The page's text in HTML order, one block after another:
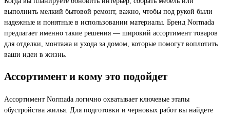
выполнить мелкий бытовой ремонт, важно, чтобы под рукой были
надежные и понятные в использовании материалы. Бренд Normada
предлагает именно такие решения — широкий ассортимент товаров
для отделки, монтажа и ухода за домом, которые помогут воплотить
ваши идеи в жизнь.
Ассортимент и кому это подойдет
Ассортимент Normada логично охватывает ключевые этапы
обустройства жилья. Для подготовки и черновых работ вы найдете